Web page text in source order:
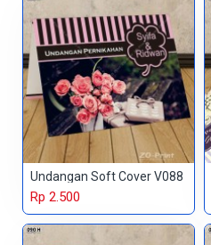
Undangan Soft Cover V088
Rp 2.500